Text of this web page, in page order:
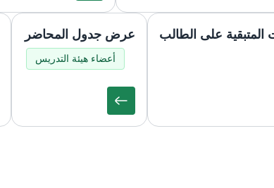
المتبقية على الطالب عرض جدول المحاضر
أعضاء هيئة التدريس